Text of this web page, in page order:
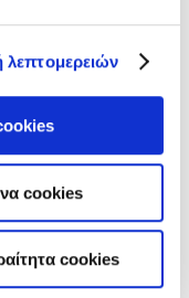
cookies
cookies
την